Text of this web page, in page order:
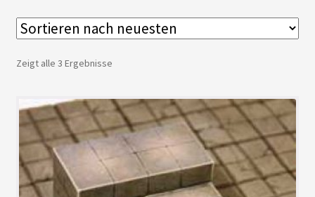
Zeigt alle 3 Ergebnisse